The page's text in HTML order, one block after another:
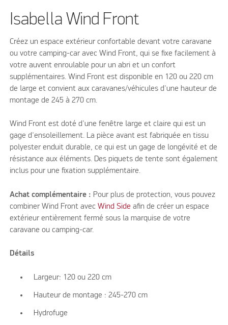
Isabella Wind Front
Créez un espace extérieur confortable devant votre caravane
ou votre camping-car avec Wind Front, qui se fixe facilement à
votre auvent enroulable pour un abri et un confort
supplémentaires. Wind Front est disponible en 120 ou 220 cm
de large et convient aux caravanes/véhicules d'une hauteur de
montage de 245 à 270 cm.
Wind Front est doté d'une fenêtre large et claire qui est un
gage d'ensoleillement. La pièce avant est fabriquée en tissu
polyester enduit durable, ce qui est un gage de longévité et de
résistance aux éléments. Des piquets de tente sont également
inclus pour une fixation supplémentaire.
Achat complémentaire : Pour plus de protection, vous pouvez
combiner Wind Front avecWind Sideafin de créer un espace
extérieur entièrement fermé sous la marquise de votre
caravane ou camping-car.
Détails
Largeur: 120 ou 220 cm
Hauteur de montage : 245-270 cm
Hydrofuge